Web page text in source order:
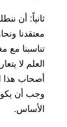
ثانياً: أن
معتقدنا
تناسبنا مع
العلم لا
أصحاب هذا
وجب أن
الأساس.